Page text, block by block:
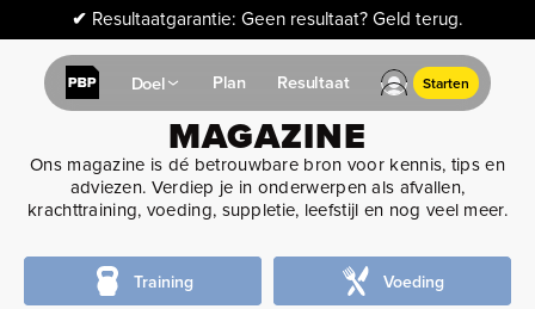
✔ Resultaatgarantie: Geen resultaat? Geld terug.
Doel Plan Resultaat Starten
MAGAZINE
Ons magazine is dé betrouwbare bron voor kennis, tips en
adviezen. Verdiep je in onderwerpen als afvallen,
krachttraining, voeding, suppletie, leefstijl en nog veel meer.
Training Voeding